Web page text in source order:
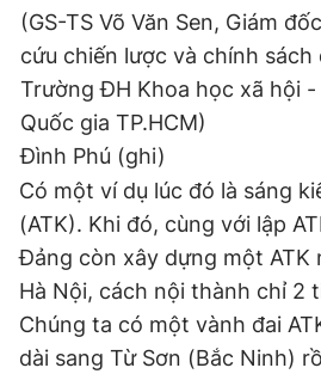
(GS-TS Võ Văn Sen, Giám
cứu chiến lược và chính sách
Trường ĐH Khoa học xã hội
Quốc gia TP.HCM)
Đình Phú (ghi)
Có một ví dụ lúc đó là sáng
(ATK). Khi đó, cùng với lập
Đảng còn xây dựng một ATK
Hà Nội, cách nội thành chỉ 2
Chúng ta có một vành đai
dài sang Từ Sơn (Bắc Ninh)